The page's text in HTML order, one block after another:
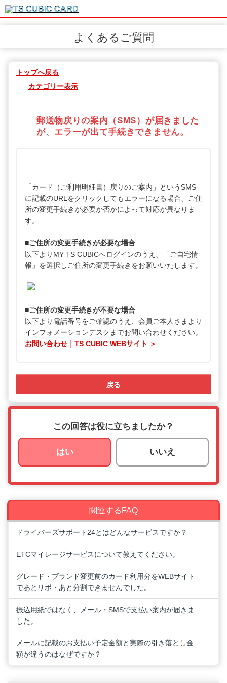
よくあるご質問
トップへ戻る
カテゴリー表示
郵送物戻りの案内（SMS）が届きました
が、エラーが出て手続きできません。
「カード（ご利用明細書）戻りのご案内」というSMS
に記載のURLをクリックしてもエラーになる場合、ご住
所の変更手続きが必要か否かによって対応が異なりま
す。
■ご住所の変更手続きが必要な場合
以下よりMY TS CUBICへログインのうえ、「ご自宅情
報」を選択しご住所の変更手続きをお願いいたします。
■ご住所の変更手続きが不要な場合
以下より電話番号をご確認のうえ、会員ご本人さまより
インフォメーションデスクまでお問い合わせください。
お問い合わせ｜TS CUBIC WEBサイト ＞
戻る
この回答は役に立ちましたか？
はい いいえ
関連するFAQ
ドライバーズサポート24とはどんなサービスですか？
ETCマイレージサービスについて教えてください。
グレード・ブランド変更前のカード利用分をWEBサイト
であとリボ・あと分割できませんでした。
振込用紙ではなく、メール・SMSで支払い案内が届きま
した。
メールに記載のお支払い予定金額と実際の引き落とし金
額が違うのはなぜですか？